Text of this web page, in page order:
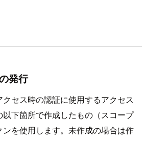
発行
セス時の認証に使用するアクセス
以下箇所で作成したもの（スコープ
ンを使用します。未作成の場合は作